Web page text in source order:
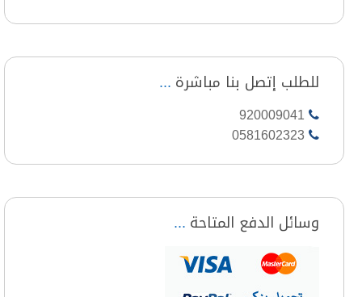
للطلب إتصل بنا مباشرة
920009041
0581602323
وسائل الدفع المتاحة